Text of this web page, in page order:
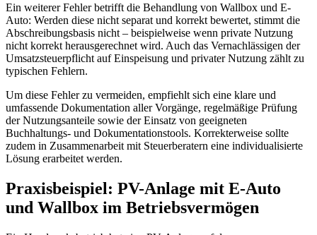
Ein weiterer Fehler betrifft die Behandlung von Wallbox und E-
Auto: Werden diese nicht separat und korrekt bewertet, stimmt die
Abschreibungsbasis nicht – beispielweise wenn private Nutzung
nicht korrekt herausgerechnet wird. Auch das Vernachlässigen der
Umsatzsteuerpflicht auf Einspeisung und privater Nutzung zählt zu
typischen Fehlern.
Um diese Fehler zu vermeiden, empfiehlt sich eine klare und
umfassende Dokumentation aller Vorgänge, regelmäßige Prüfung
der Nutzungsanteile sowie der Einsatz von geeigneten
Buchhaltungs- und Dokumentationstools. Korrekterweise sollte
zudem in Zusammenarbeit mit Steuerberatern eine individualisierte
Lösung erarbeitet werden.
Praxisbeispiel: PV-Anlage mit E-Auto
und Wallbox im Betriebsvermögen